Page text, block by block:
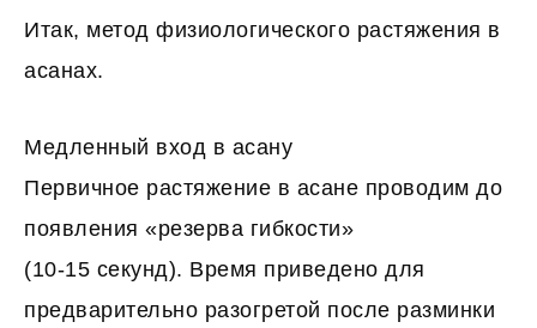
Итак, метод физиологического растяжения в
асанах.
Медленный вход в асану
Первичное растяжение в асане проводим до
появления «резерва гибкости»
(10-15 секунд). Время приведено для
предварительно разогретой после разминки